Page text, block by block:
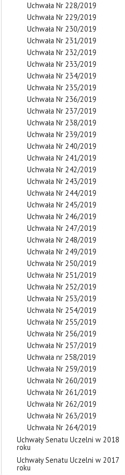
Uchwała Nr 228/2019
Uchwała Nr 229/2019
Uchwała Nr 230/2019
Uchwała Nr 231/2019
Uchwała Nr 232/2019
Uchwała Nr 233/2019
Uchwała Nr 234/2019
Uchwała Nr 235/2019
Uchwała Nr 236/2019
Uchwała Nr 237/2019
Uchwała Nr 238/2019
Uchwała Nr 239/2019
Uchwała Nr 240/2019
Uchwała Nr 241/2019
Uchwała Nr 242/2019
Uchwała Nr 243/2019
Uchwała Nr 244/2019
Uchwała Nr 245/2019
Uchwała Nr 246/2019
Uchwała Nr 247/2019
Uchwała Nr 248/2019
Uchwała Nr 249/2019
Uchwała Nr 250/2019
Uchwała Nr 251/2019
Uchwała Nr 252/2019
Uchwała Nr 253/2019
Uchwała Nr 254/2019
Uchwała Nr 255/2019
Uchwała Nr 256/2019
Uchwała Nr 257/2019
Uchwała nr 258/2019
Uchwała Nr 259/2019
Uchwała Nr 260/2019
Uchwała Nr 261/2019
Uchwała Nr 262/2019
Uchwała Nr 263/2019
Uchwała Nr 264/2019
Uchwały Senatu Uczelni w 2018
roku
Uchwały Senatu Uczelni w 2017
roku